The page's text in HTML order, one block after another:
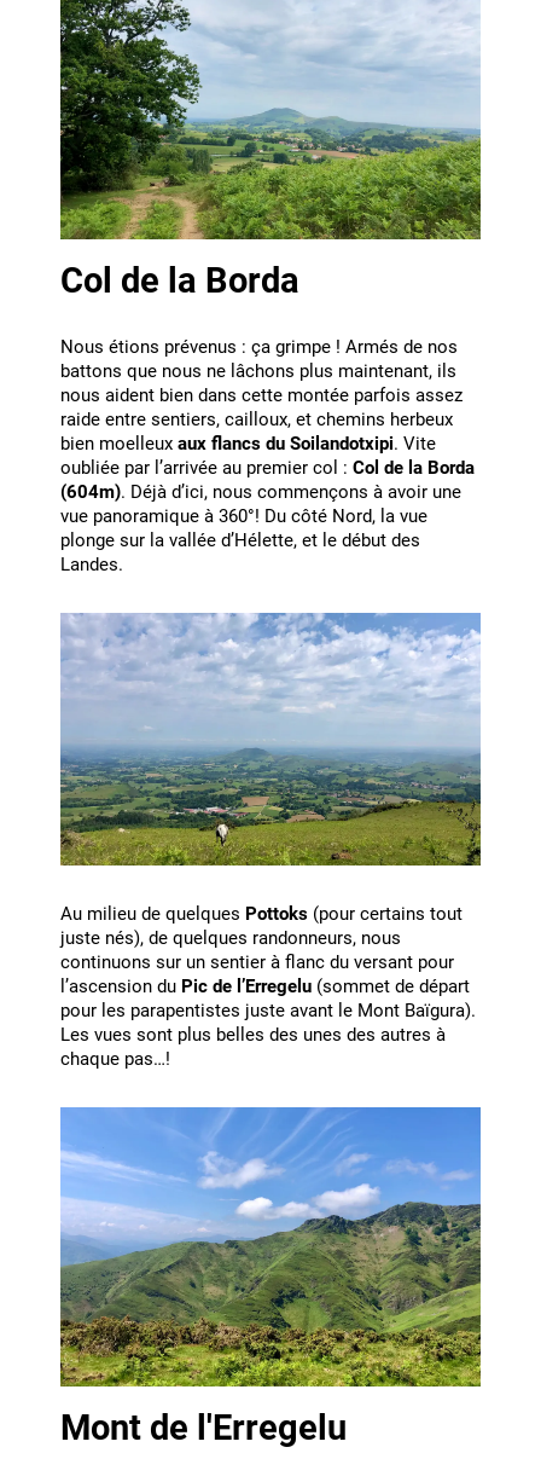
Col de la Borda
Nous étions prévenus : ça grimpe ! Armés de nos
battons que nous ne lâchons plus maintenant, ils
nous aident bien dans cette montée parfois assez
raide entre sentiers, cailloux, et chemins herbeux
bien moelleuxaux flancs du Soilandotxipi. Vite
oubliée par l’arrivée au premier col :Col de la Borda
(604m). Déjà d’ici, nous commençons à avoir une
vue panoramique à 360°! Du côté Nord, la vue
plonge sur la vallée d’Hélette, et le début des
Landes.
Au milieu de quelques Pottoks (pour certains tout
juste nés), de quelques randonneurs, nous
continuons sur un sentier à flanc du versant pour
l’ascension du Pic de l’Erregelu (sommet de départ
pour les parapentistes juste avant le Mont Baïgura).
Les vues sont plus belles des unes des autres à
chaque pas…!
Mont de l'Erregelu